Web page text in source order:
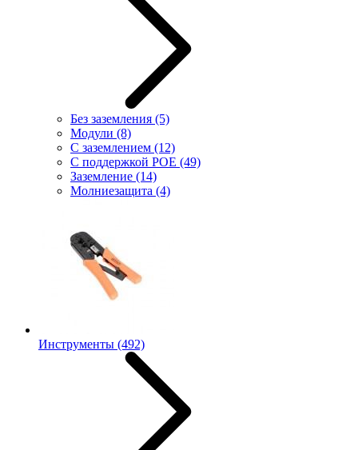
Без заземления (5)
Модули (8)
С заземлением (12)
С поддержкой POE (49)
Заземление (14)
Молниезащита (4)
Инструменты (492)